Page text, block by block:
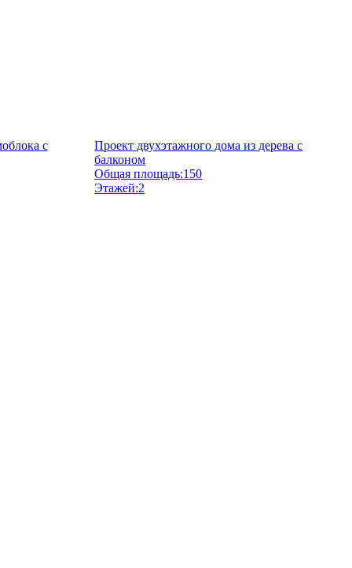
с
Проект двухэтажного дома из дерева с
балконом
Общая площадь:150
Этажей:2